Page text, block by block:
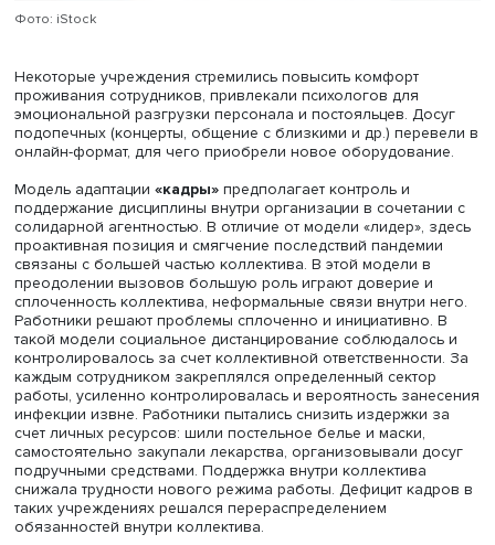
необходимого оборудования и СИЗ доходы,
НИУ ВШЭ назвали готовность организации к кризису:
предварительная закупка СИЗ, средств дезинфекции и
кислородных баллонов, заблаговременная изоляция.
частных организациях с началом пандемии большое
внимание также уделялось оснащению за счет
лечения постояльцев использовалась телемедицина. В
учреждениях, имеющих лицензию на оказание
оборудовали коронавирусные зоны, закупали
технику для реабилитации.